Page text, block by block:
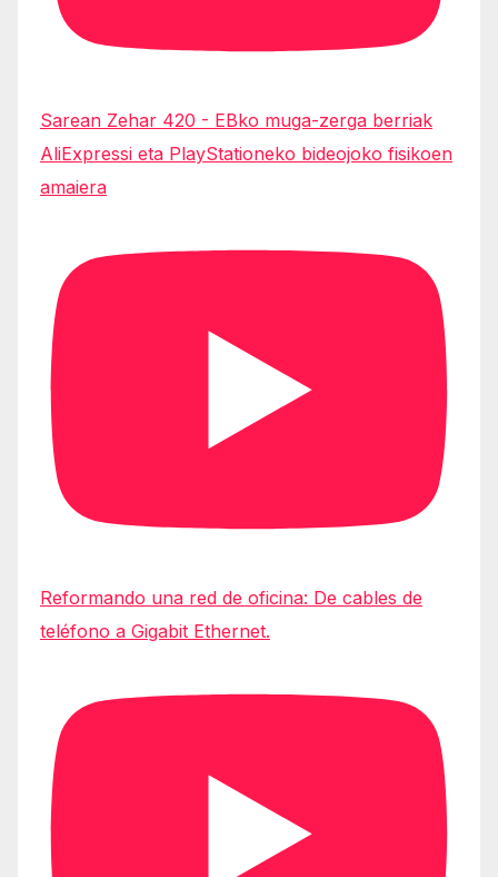
Sarean Zehar 420 - EBko muga-zerga berriak
AliExpressi eta PlayStationeko bideojoko fisikoen
amaiera
Reformando una red de oficina: De cables de
teléfono a Gigabit Ethernet.